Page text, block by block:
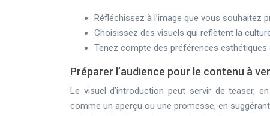
Réfléchissez à l’image que vous souhaitez
Choisissez des visuels qui reflètent la
Tenez compte des préférences esthétiques
Préparer l’audience pour le contenu à
Le visuel d’introduction peut servir de teaser,
comme un aperçu ou une promesse, en